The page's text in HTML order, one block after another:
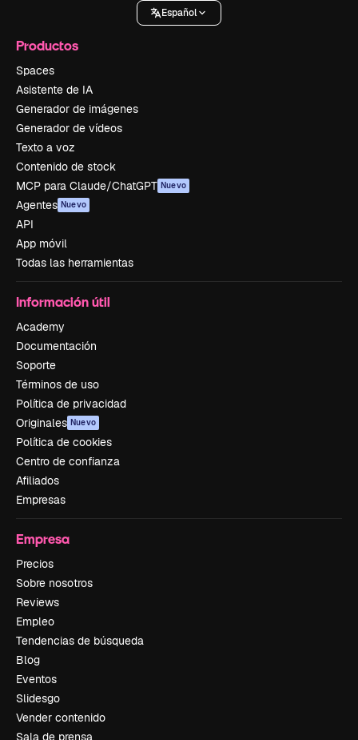
Español
Productos
Spaces
Asistente de IA
Generador de imágenes
Generador de vídeos
Texto a voz
Contenido de stock
MCP para Claude/ChatGPT Nuevo
Agentes Nuevo
API
App móvil
Todas las herramientas
Información útil
Academy
Documentación
Soporte
Términos de uso
Política de privacidad
Originales Nuevo
Política de cookies
Centro de confianza
Afiliados
Empresas
Empresa
Precios
Sobre nosotros
Reviews
Empleo
Tendencias de búsqueda
Blog
Eventos
Slidesgo
Vender contenido
Sala de prensa